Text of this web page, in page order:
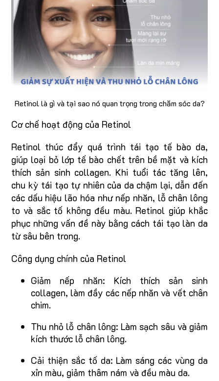
Retinol là gì và tại sao nó quan trọng trong chăm sóc da?
Cơ chế hoạt động của Retinol
Retinol thúc đẩy quá trình tái tạo tế bào da,
giúp loại bỏ lớp tế bào chết trên bề mặt và kích
thích sản sinh collagen. Khi tuổi tác tăng lên,
chu kỳ tái tạo tự nhiên của da chậm lại, dẫn đến
các dấu hiệu lão hóa như nếp nhăn, lỗ chân lông
to và sắc tố không đều màu. Retinol giúp khắc
phục những vấn đề này bằng cách tái tạo làn da
từ sâu bên trong.
Công dụng chính của Retinol
Giảm nếp nhăn: Kích thích sản sinh
collagen, làm đầy các nếp nhăn và vết chân
chim.
Thu nhỏ lỗ chân lông: Làm sạch sâu và giảm
kích thước lỗ chân lông.
Cải thiện sắc tố da: Làm sáng các vùng da
xỉn màu, giảm thâm nám và đều màu da.